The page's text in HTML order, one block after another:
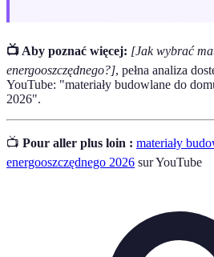
📺 Aby poznać więcej: [Jak wybrać
energooszczędnego?], pełna analiza
YouTube: "materiały budowlane do
2026".
📺 Pour aller plus loin : materiały
energooszczędnego 2026 sur YouTube